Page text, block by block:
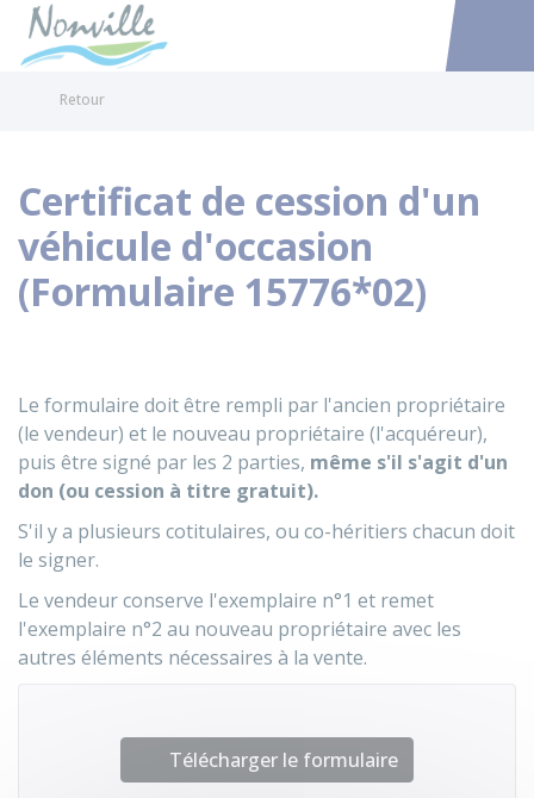
Accéder
Retour
Certificat de cession d'un
véhicule d'occasion
(Formulaire 15776*02)
Le formulaire doit être rempli par l'ancien propriétaire
(le vendeur) et le nouveau propriétaire (l'acquéreur),
puis être signé par les 2 parties, même s'il s'agit d'un
don (ou cession à titre gratuit).
S'il y a plusieurs cotitulaires, ou co-héritiers chacun doit
le signer.
Le vendeur conserve l'exemplaire n°1 et remet
l'exemplaire n°2 au nouveau propriétaire avec les
autres éléments nécessaires à la vente.
Télécharger le formulaire